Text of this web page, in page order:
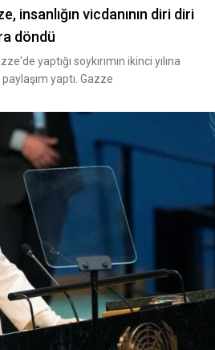
insanlığın vicdanının diri diri
döndü
yaptığı soykırımın ikinci yılına
yaptı. Gazze